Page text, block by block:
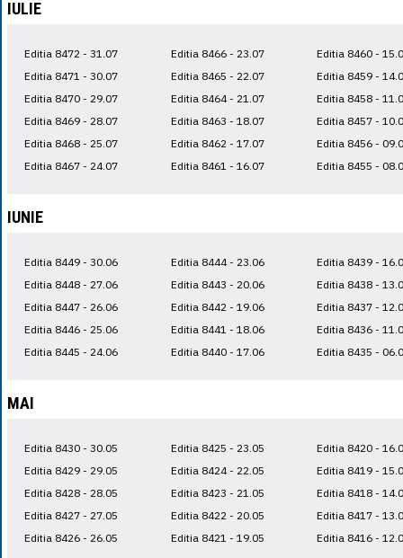
IULIE
Editia 8472 - 31.07
Editia 8471 - 30.07
Editia 8470 - 29.07
Editia 8469 - 28.07
Editia 8468 - 25.07
Editia 8467 - 24.07
Editia 8466 - 23.07
Editia 8465 - 22.07
Editia 8464 - 21.07
Editia 8463 - 18.07
Editia 8462 - 17.07
Editia 8461 - 16.07
Editia 8460 -
Editia 8459 -
Editia 8458 -
Editia 8457 -
Editia 8456 -
Editia 8455 -
IUNIE
Editia 8449 - 30.06
Editia 8448 - 27.06
Editia 8447 - 26.06
Editia 8446 - 25.06
Editia 8445 - 24.06
Editia 8444 - 23.06
Editia 8443 - 20.06
Editia 8442 - 19.06
Editia 8441 - 18.06
Editia 8440 - 17.06
Editia 8439 -
Editia 8438 -
Editia 8437 -
Editia 8436 -
Editia 8435 -
MAI
Editia 8430 - 30.05
Editia 8429 - 29.05
Editia 8428 - 28.05
Editia 8427 - 27.05
Editia 8426 - 26.05
Editia 8425 - 23.05
Editia 8424 - 22.05
Editia 8423 - 21.05
Editia 8422 - 20.05
Editia 8421 - 19.05
Editia 8420 -
Editia 8419 -
Editia 8418 -
Editia 8417 -
Editia 8416 -